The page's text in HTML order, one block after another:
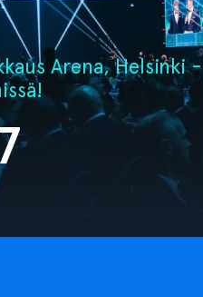
Arena, Helsinki -